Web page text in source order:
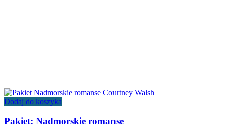
Dodaj do koszyka
Pakiet: Nadmorskie romanse